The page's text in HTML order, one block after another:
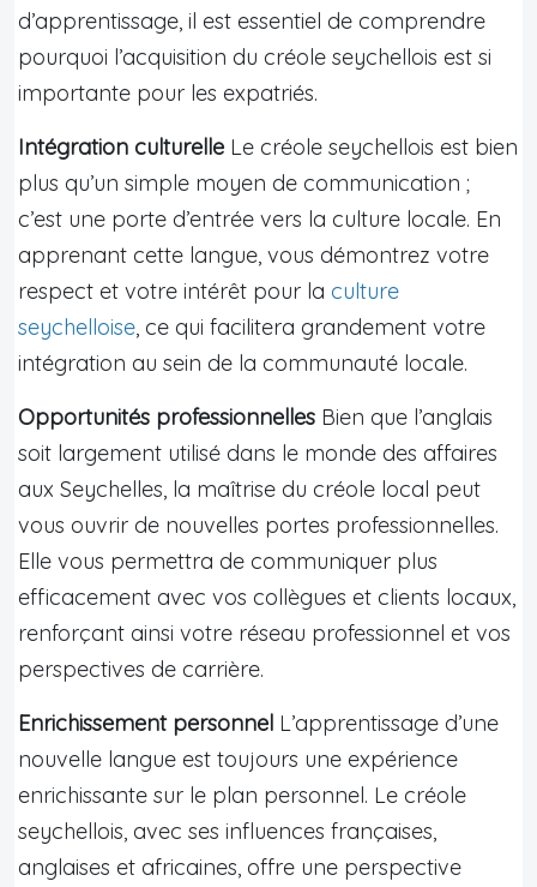
d’apprentissage, il est essentiel de comprendre
pourquoi l’acquisition du créole seychellois est si
importante pour les expatriés.
Intégration culturelle Le créole seychellois est bien
plus qu’un simple moyen de communication ;
c’est une porte d’entrée vers la culture locale. En
apprenant cette langue, vous démontrez votre
respect et votre intérêt pour la culture
seychelloise, ce qui facilitera grandement votre
intégration au sein de la communauté locale.
Opportunités professionnelles Bien que l’anglais
soit largement utilisé dans le monde des affaires
aux Seychelles, la maîtrise du créole local peut
vous ouvrir de nouvelles portes professionnelles.
Elle vous permettra de communiquer plus
efficacement avec vos collègues et clients locaux,
renforçant ainsi votre réseau professionnel et vos
perspectives de carrière.
Enrichissement personnel L’apprentissage d’une
nouvelle langue est toujours une expérience
enrichissante sur le plan personnel. Le créole
seychellois, avec ses influences françaises,
anglaises et africaines, offre une perspective